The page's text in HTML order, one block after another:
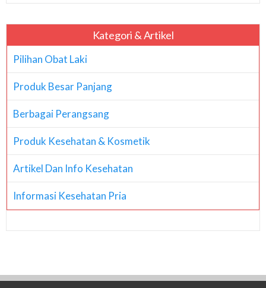
Kategori & Artikel
Pilihan Obat Laki
Produk Besar Panjang
Berbagai Perangsang
Produk Kesehatan & Kosmetik
Artikel Dan Info Kesehatan
Informasi Kesehatan Pria